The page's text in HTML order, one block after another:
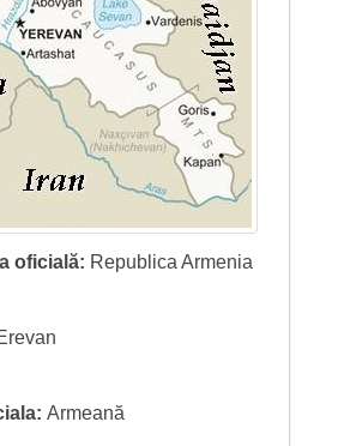
oficială: Republica Armenia
Armeană